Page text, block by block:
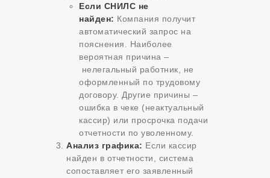
Если СНИЛС не
найден: Компания получит
автоматический запрос на
пояснения. Наиболее
вероятная причина –
нелегальный работник, не
оформленный по трудовому
договору. Другие причины –
ошибка в чеке (неактуальный
кассир) или просрочка подачи
отчетности по уволенному.
Анализ графика: Если кассир
найден в отчетности, система
сопоставляет его заявленный